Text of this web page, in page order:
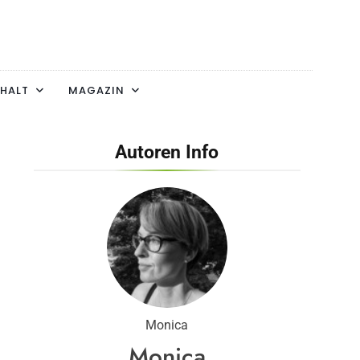
MAGAZIN
Autoren Info
Monica